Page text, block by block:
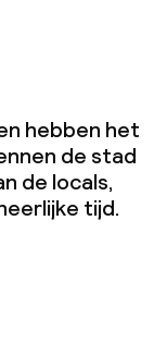
hebben het
de stad
de locals,
tijd.